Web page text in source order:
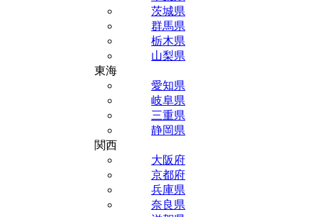
茨城県
群馬県
栃木県
山梨県
東海
愛知県
岐阜県
三重県
静岡県
関西
大阪府
京都府
兵庫県
奈良県